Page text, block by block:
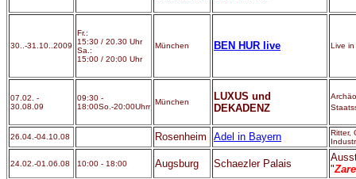
30..-31.10..2009
Fr.:
15:30 / 20.30 Uhr
Sa.:
15:00 / 20:00 Uhr
München BEN HUR live Live in
07.02. -
30.08.09
09:30 -
18:00So.-20:00Uhrr
München
LUXUS und
DEKADENZ
26.04.-04.10.08 Rosenheim Adel in Bayern
Ritter,
24.02.-01.06.08 10:00 - 18:00 Augsburg Schaezler Palais
"